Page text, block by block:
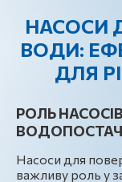
НАСОСИ
ВОДИ:
ДЛЯ
РОЛЬ
Насоси для
важливу роль у